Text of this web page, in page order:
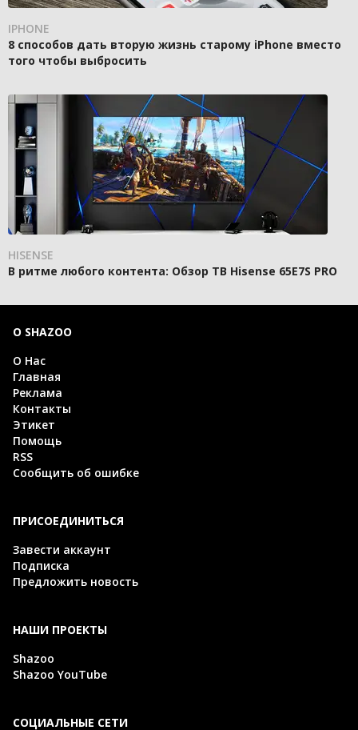
IPHONE
8 способов дать вторую жизнь старому iPhone вместо
того чтобы выбросить
HISENSE
В ритме любого контента: Обзор ТВ Hisense 65E7S PRO
О SHAZOO
О Нас
Главная
Реклама
Контакты
Этикет
Помощь
RSS
Сообщить об ошибке
ПРИСОЕДИНИТЬСЯ
Завести аккаунт
Подписка
Предложить новость
НАШИ ПРОЕКТЫ
Shazoo
Shazoo YouTube
СОЦИАЛЬНЫЕ СЕТИ